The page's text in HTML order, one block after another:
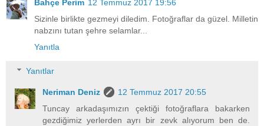
Bahçe Perim 12 Temmuz 2017 19:56
Sizinle birlikte gezmeyi diledim. Fotoğraflar da güzel. Milletin
nabzını tutan şehre selamlar...
Yanıtla
Yanıtlar
Neriman Deniz
12 Temmuz 2017 20:55
Tuncay arkadaşımızın çektiği fotoğraflara bakarken
gezdiğimiz yerlerden ayrı bir zevk alıyorum ben de.